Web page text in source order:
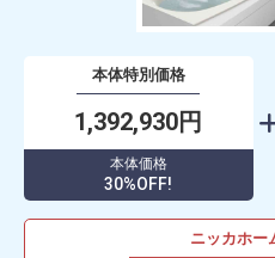
本体特別価格
1,392,930円
本体価格
30%OFF!
ニッカホー